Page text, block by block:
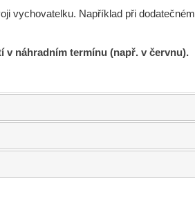
vychovatelku. Například při dodatečném
v náhradním termínu (např. v červnu).